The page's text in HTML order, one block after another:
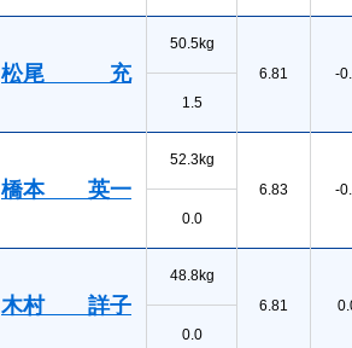
松尾 充
50.5kg
6.81
-
1.5
橋本 英一
52.3kg
6.83
-
0.0
木村 詳子
48.8kg
6.81
0.0